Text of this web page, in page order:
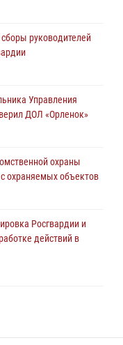
продолжают изымать
в Росгвардию
Управления
план «Квартал»
руководителей
Управления
ДОЛ «Орленок»
охраны
охраняемых объектов
Росгвардии и
действий в